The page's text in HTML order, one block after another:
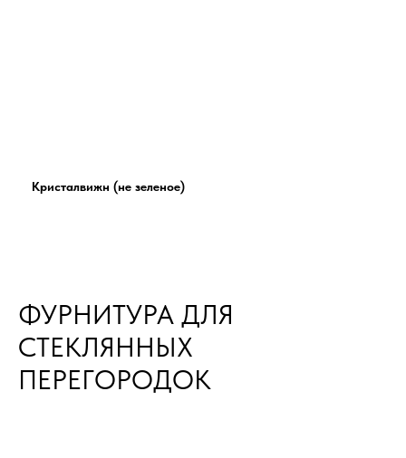
Кристалвижн (не зеленое)
ФУРНИТУРА ДЛЯ
СТЕКЛЯННЫХ
ПЕРЕГОРОДОК